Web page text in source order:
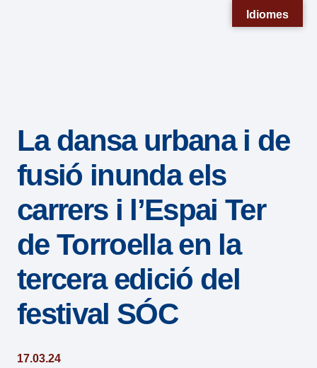
sistema
accesibilidad.
La dansa urbana i de
fusió inunda els
carrers i l’Espai Ter
de Torroella en la
tercera edició del
festival SÓC
17.03.24
Idiomes